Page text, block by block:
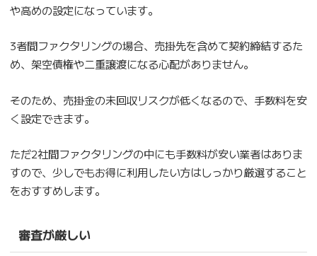
や高めの設定になっています。
3者間ファクタリングの場合、売掛先を含めて契約締結するた
め、架空債権や二重譲渡になる心配がありません。
そのため、売掛金の未回収リスクが低くなるので、手数料を安
く設定できます。
ただ2社間ファクタリングの中にも手数料が安い業者はありま
すので、少しでもお得に利用したい方はしっかり厳選すること
をおすすめします。
審査が厳しい